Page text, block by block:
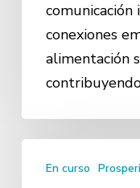
conexiones
alimentación
En curso